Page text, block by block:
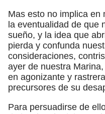
Mas esto no implica en
la eventualidad de que
sueño, y la idea que
pierda y confunda
consideraciones,
ayer de nuestra
en agonizante y
precursores de su
Para persuadirse de